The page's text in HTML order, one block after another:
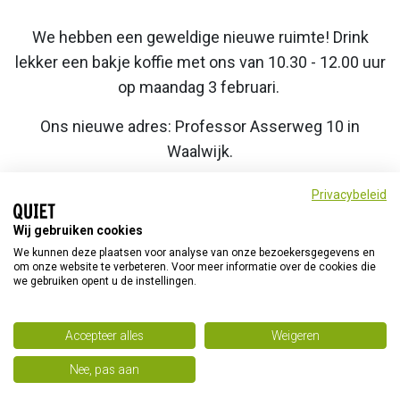
We hebben een geweldige nieuwe ruimte! Drink
lekker een bakje koffie met ons van 10.30 - 12.00 uur
op maandag 3 februari.
Ons nieuwe adres: Professor Asserweg 10 in
Waalwijk.
© Quiet 2026 Home Privacyverklaring
Quiet op social media
Privacybeleid
Wij gebruiken cookies
We kunnen deze plaatsen voor analyse van onze bezoekersgegevens en
om onze website te verbeteren. Voor meer informatie over de cookies die
we gebruiken opent u de instellingen.
Accepteer alles Weigeren
Nee, pas aan